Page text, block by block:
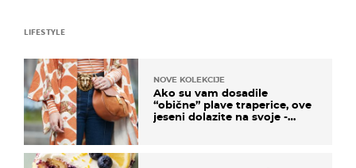
LIFESTYLE
NOVE KOLEKCIJE
Ako su vam dosadile
“obične” plave traperice, ove
jeseni dolazite na svoje -